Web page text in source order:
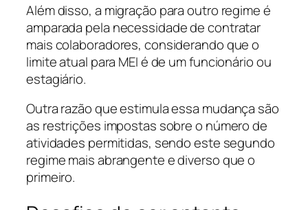
Além disso, a migração para outro regime é
amparada pela necessidade de contratar
mais colaboradores, considerando que o
limite atual para MEI é de um funcionário ou
estagiário.
Outra razão que estimula essa mudança são
as restrições impostas sobre o número de
atividades permitidas, sendo este segundo
regime mais abrangente e diverso que o
primeiro.